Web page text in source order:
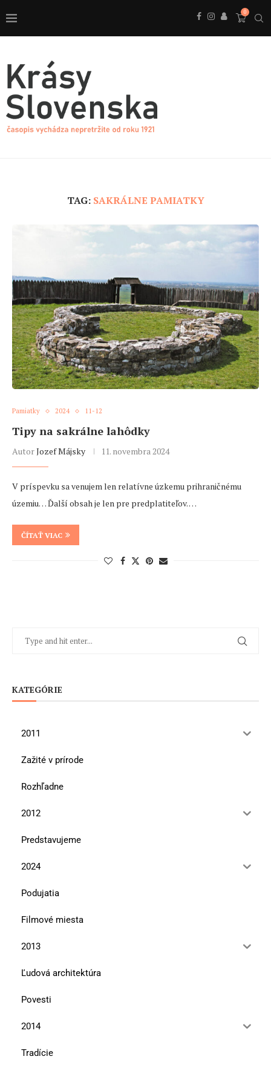
0
TAG: SAKRÁLNE PAMIATKY
Pamiatky 2024 11-12
Tipy na sakrálne lahôdky
AutorJozef Májsky 11. novembra 2024
V príspevku sa venujem len relatívne úzkemu prihraničnému
územiu… Ďalší obsah je len pre predplatiteľov. …
ČÍTAŤ VIAC
KATEGÓRIE
2011
Zažité v prírode
Rozhľadne
2012
Predstavujeme
2024
Podujatia
Filmové miesta
2013
Ľudová architektúra
Povesti
2014
Tradície